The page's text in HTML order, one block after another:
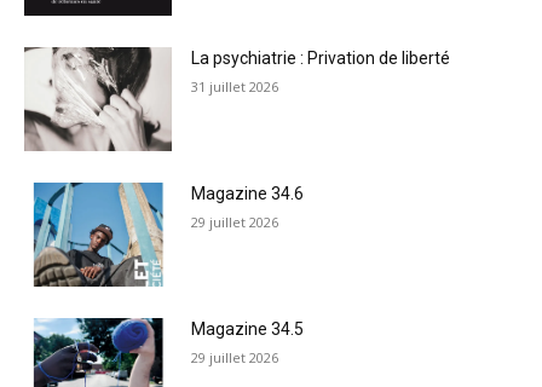
La psychiatrie : Privation de liberté
31 juillet 2026
Magazine 34.6
29 juillet 2026
Magazine 34.5
29 juillet 2026